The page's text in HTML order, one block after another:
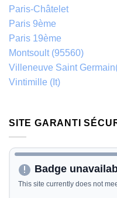
Paris-Châtelet
Paris 9ème
Paris 19ème
Montsoult (95560)
Villeneuve Saint
Vintimille (It)
SITE GARANTI